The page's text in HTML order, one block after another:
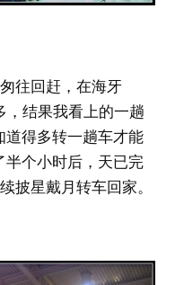
往回赶，在海牙
，结果我看上的一趟
道得多转一趟车才能
半个小时后，天已完
披星戴月转车回家。